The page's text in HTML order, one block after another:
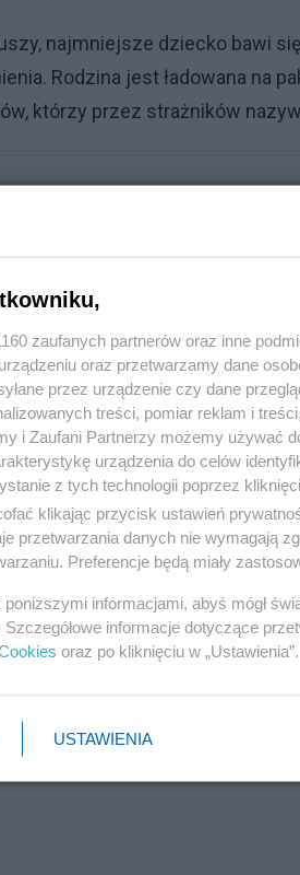
najmniejsze dziecko bawi
Rodzina jest ładowana na
którzy przez strażników
sumienia. Znowu nie bardzo
zaufanych partnerów oraz inne
oraz przetwarzamy dane
przez urządzenie czy dane
treści, pomiar reklam i
i Zaufani Partnerzy możemy używać
urządzenia do celów
z tych technologii poprzez
klikając przycisk ustawień
przetwarzania danych nie wymagają
Preferencje będą miały
poniższymi informacjami, abyś mógł
Szczegółowe informacje dotyczące
oraz po kliknięciu w „Ustawienia”.
USTAWIENIA